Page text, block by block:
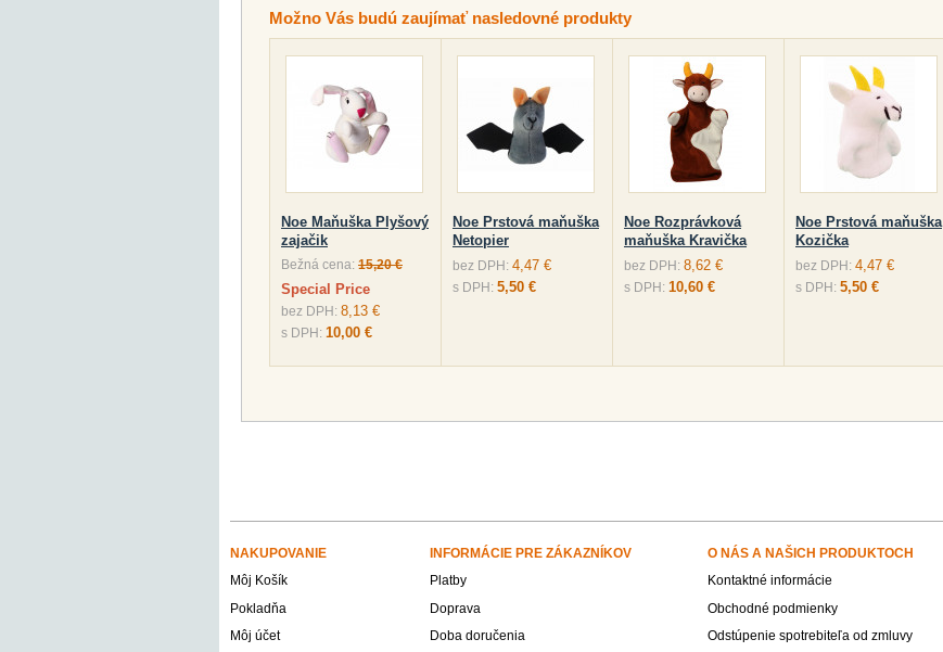
Možno Vás budú zaujímať nasledovné produkty
Noe Maňuška Plyšový
zajačik
Bežná cena: 15,20 €
Special Price
bez DPH: 8,13 €
s DPH: 10,00 €
Noe Prstová maňuška
Netopier
bez DPH: 4,47 €
s DPH: 5,50 €
Noe Rozprávková
maňuška Kravička
bez DPH: 8,62 €
s DPH: 10,60 €
Noe Prstová maňuška
Kozička
bez DPH: 4,47 €
s DPH: 5,50 €
NAKUPOVANIE INFORMÁCIE PRE ZÁKAZNÍKOV O NÁS A NAŠICH PRODUKTOCH
Môj Košík
Platby
Kontaktné informácie
Pokladňa
Doprava
Obchodné podmienky
Môj účet
Doba doručenia Odstúpenie spotrebiteľa od zmluvy